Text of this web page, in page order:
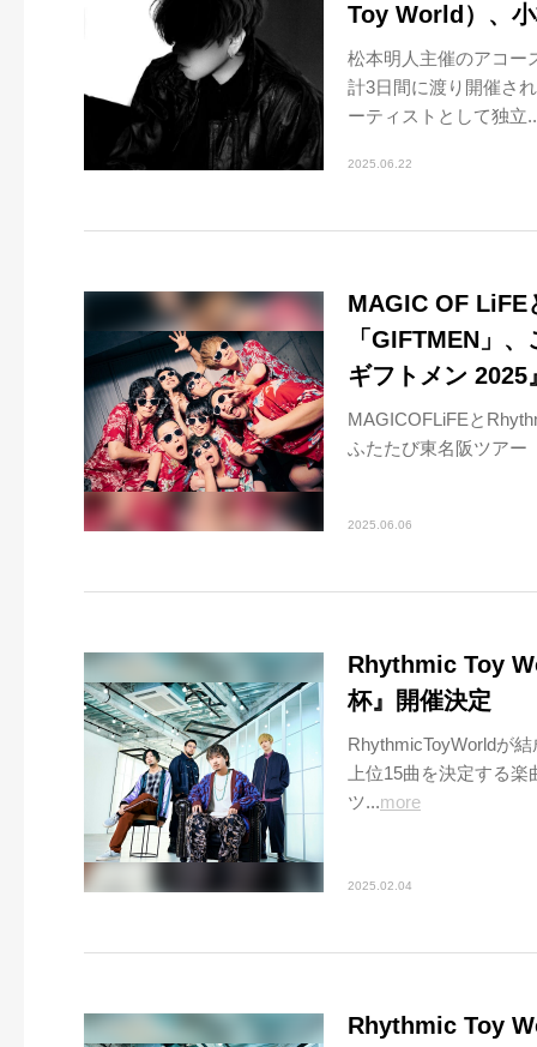
Toy World）、
松本明人主催のアコー
計3日間に渡り開催さ
ーティストとして独立
2025.06.22
MAGIC OF
「GIFTMEN」
ギフトメン 2025
MAGICOFLiFEと
ふたたび東名阪ツアー
2025.06.06
Rhythmic Toy
杯』開催決定
RhythmicToyWorldが
上位15曲を決定する
ツ...more
2025.02.04
Rhythmic Toy